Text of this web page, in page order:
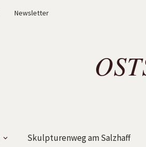
Newsletter
Skulpturenweg am Salzhaff